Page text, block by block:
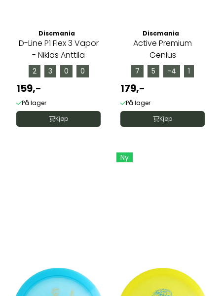
Discmania
D-Line P1 Flex 3 Vapor
- Niklas Anttila
2 3 0 0
159,-
På lager
Kjøp
Discmania
Active Premium
Genius
7 5 -4 1
179,-
På lager
Kjøp
Ny